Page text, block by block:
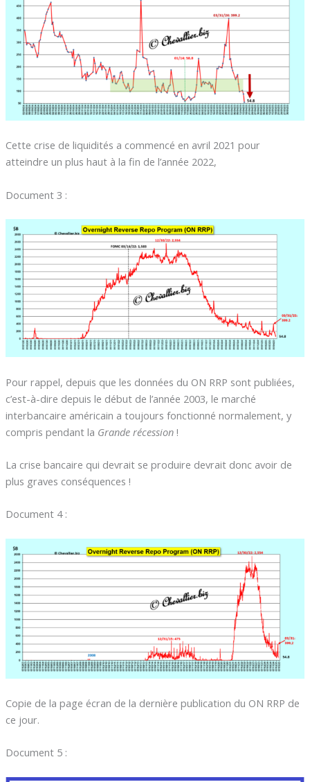
Cette crise de liquidités a commencé en avril 2021 pour
atteindre un plus haut à la fin de l’année 2022,
Document 3 :
Pour rappel, depuis que les données du ON RRP sont publiées,
c’est-à-dire depuis le début de l’année 2003, le marché
interbancaire américain a toujours fonctionné normalement, y
compris pendant la Grande récession!
La crise bancaire qui devrait se produire devrait donc avoir de
plus graves conséquences !
Document 4 :
Copie de la page écran de la dernière publication du ON RRP de
ce jour.
Document 5 :